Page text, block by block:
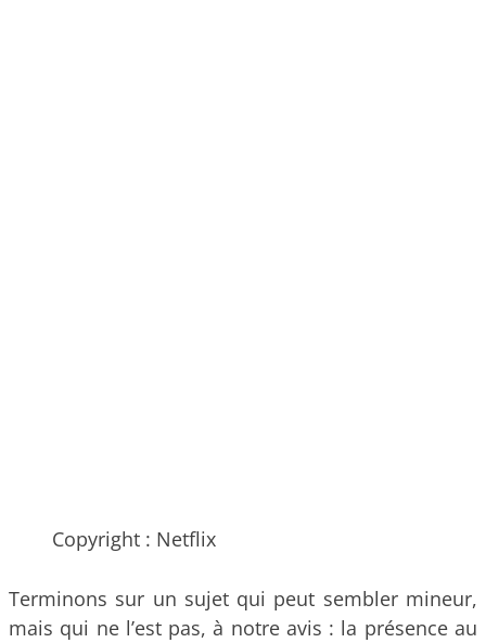
Copyright : Netflix
Terminons sur un sujet qui peut sembler mineur,
mais qui ne l’est pas, à notre avis : la présence au